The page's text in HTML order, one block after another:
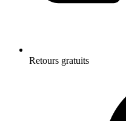
Retours gratuits